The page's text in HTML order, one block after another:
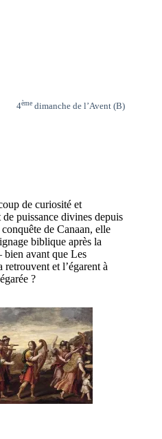
4ème dimanche de l’Avent (B)
de curiosité et
puissance divines depuis
de Canaan, elle
biblique après la
bien avant que Les
retrouvent et l’égarent à
?